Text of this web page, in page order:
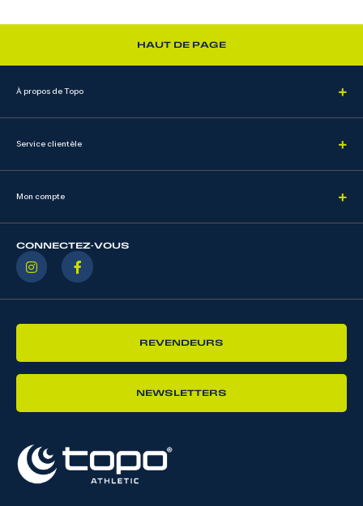
HAUT DE PAGE
À propos de Topo
Service clientèle
Mon compte
CONNECTEZ-VOUS
REVENDEURS
NEWSLETTERS